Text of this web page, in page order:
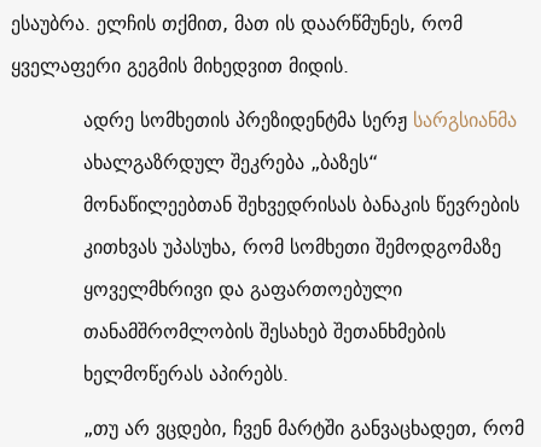
ესაუბრა. ელჩის თქმით, მათ ის დაარწმუნეს, რომ
ყველაფერი გეგმის მიხედვით მიდის.
ადრე სომხეთის პრეზიდენტმა სერჟ სარგსიანმა
ახალგაზრდულ შეკრება „ბაზეს“
მონაწილეებთან შეხვედრისას ბანაკის წევრების
კითხვას უპასუხა, რომ სომხეთი შემოდგომაზე
ყოველმხრივი და გაფართოებული
თანამშრომლობის შესახებ შეთანხმების
ხელმოწერას აპირებს.
„თუ არ ვცდები, ჩვენ მარტში განვაცხადეთ, რომ